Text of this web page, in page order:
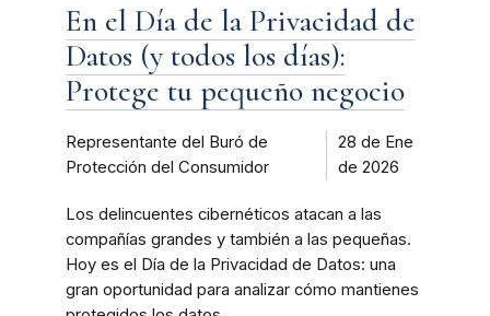
En el Día de la Privacidad de
Datos (y todos los días):
Protege tu pequeño negocio
Representante del Buró de
Protección del Consumidor
28 de Ene
de 2026
Los delincuentes cibernéticos atacan a las
compañías grandes y también a las pequeñas.
Hoy es el Día de la Privacidad de Datos: una
gran oportunidad para analizar cómo mantienes